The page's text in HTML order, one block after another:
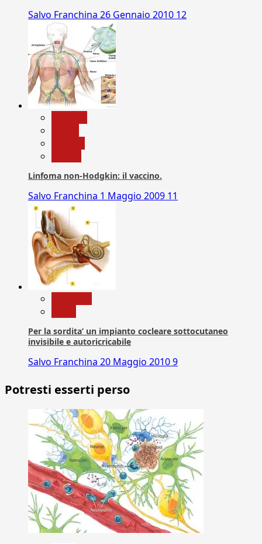
Salvo Franchina 26 Gennaio 2010 12
Linfoma non-Hodgkin: il vaccino.
Salvo Franchina 1 Maggio 2009 11
Per la sordita’ un impianto cocleare sottocutaneo
invisibile e autoricricabile
Salvo Franchina 20 Maggio 20109
Potresti esserti perso